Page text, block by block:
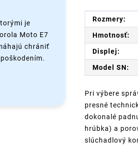
je
Moto E7
chrániť
Rozmery:
Hmotnosť:
Displej:
Model SN:
Pri výbere
presné
dokonalé
hrúbka) a
slúchadlový